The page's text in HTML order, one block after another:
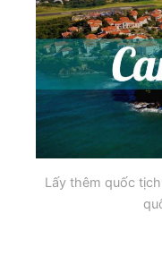
Lấy thêm quốc